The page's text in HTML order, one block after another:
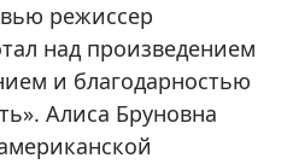
режиссер
над произведением
и благодарностью
Алиса Бруновна